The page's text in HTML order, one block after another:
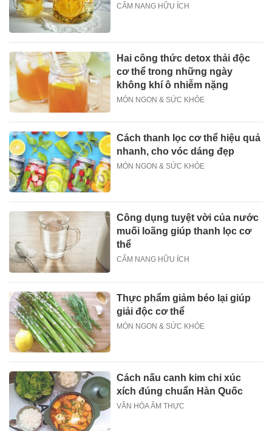
CẨM NANG HỮU ÍCH
Hai công thức detox thải độc
cơ thể trong những ngày
không khí ô nhiễm nặng
MÓN NGON & SỨC KHỎE
Cách thanh lọc cơ thể hiệu quả
nhanh, cho vóc dáng đẹp
MÓN NGON & SỨC KHỎE
Công dụng tuyệt vời của nước
muối loãng giúp thanh lọc cơ
thể
CẨM NANG HỮU ÍCH
Thực phẩm giảm béo lại giúp
giải độc cơ thể
MÓN NGON & SỨC KHỎE
Cách nấu canh kim chi xúc
xích đúng chuẩn Hàn Quốc
VĂN HÓA ẨM THỰC